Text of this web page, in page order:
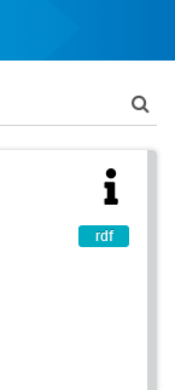
rdf